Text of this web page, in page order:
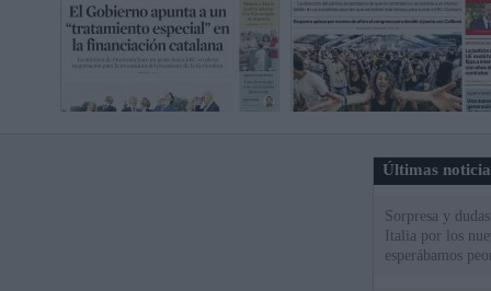
Últimas
Sorpresa y
Italia por los
esperábamos